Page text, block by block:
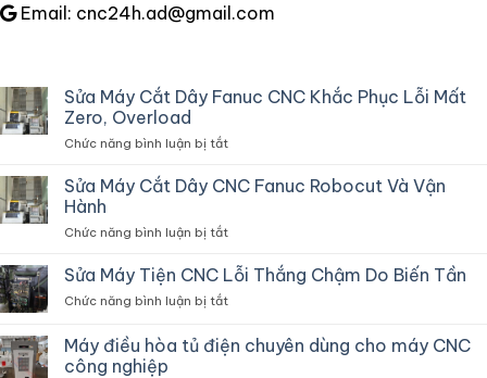
Email: cnc24h.ad@gmail.com
Sửa Máy Cắt Dây Fanuc CNC Khắc Phục Lỗi Mất
Zero, Overload
Chức năng bình luận bị tắtở
Máy
Cắt
Fanuc
Khắc
Lỗi
Zero,
Sửa Máy Cắt Dây CNC Fanuc Robocut Và Vận
Hành
Chức năng bình luận bị tắtở
Máy
Cắt
Dây
Fanuc
Robocut
Sửa Máy Tiện CNC Lỗi Thắng Chậm Do Biến Tần
Chức năng bình luận bị tắtở
Tiện
Máy điều hòa tủ điện chuyên dùng cho máy CNC
công nghiệp